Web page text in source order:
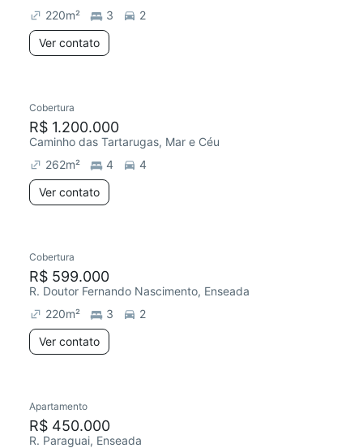
220m² 3
2
Ver contato
Cobertura
R$ 1.200.000
Caminho das Tartarugas, Mar e Céu
262m² 4
4
Ver contato
Cobertura
R$ 599.000
R. Doutor Fernando Nascimento, Enseada
220m² 3
2
Ver contato
Apartamento
R$ 450.000
R. Paraguai, Enseada